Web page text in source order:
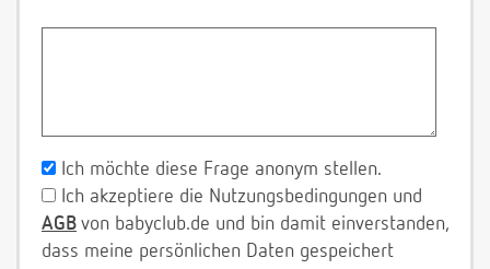
Ich möchte diese Frage anonym stellen.
Ich akzeptiere die Nutzungsbedingungen und
AGB von babyclub.de und bin damit einverstanden,
dass meine persönlichen Daten gespeichert